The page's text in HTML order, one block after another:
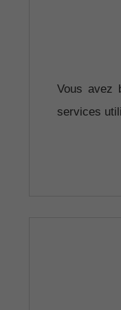
Vous avez
services